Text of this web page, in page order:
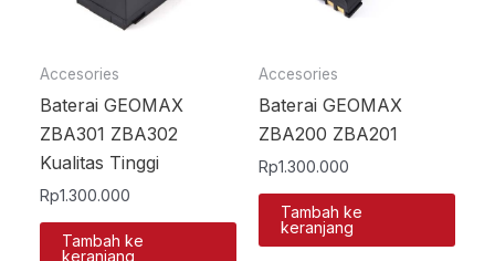
Accesories
Baterai GEOMAX
ZBA301 ZBA302
Kualitas Tinggi
Rp1.300.000
Tambah ke
keranjang
Accesories
Baterai GEOMAX
ZBA200 ZBA201
Rp1.300.000
Tambah ke
keranjang